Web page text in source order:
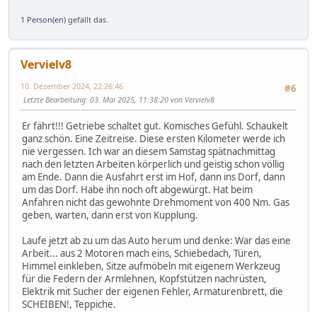
1 Person(en) gefällt das.
Vervielv8
#6
10. Dezember 2024, 22:26:46
Letzte Bearbeitung: 03. Mai 2025, 11:38:20 von Vervielv8
Er fährt!!! Getriebe schaltet gut. Komisches Gefühl. Schaukelt
ganz schön. Eine Zeitreise. Diese ersten Kilometer werde ich
nie vergessen. Ich war an diesem Samstag spätnachmittag
nach den letzten Arbeiten körperlich und geistig schon völlig
am Ende. Dann die Ausfahrt erst im Hof, dann ins Dorf, dann
um das Dorf. Habe ihn noch oft abgewürgt. Hat beim
Anfahren nicht das gewohnte Drehmoment von 400 Nm. Gas
geben, warten, dann erst von Kupplung.
Laufe jetzt ab zu um das Auto herum und denke: War das eine
Arbeit... aus 2 Motoren mach eins, Schiebedach, Türen,
Himmel einkleben, Sitze aufmöbeln mit eigenem Werkzeug
für die Federn der Armlehnen, Kopfstützen nachrüsten,
Elektrik mit Sucher der eigenen Fehler, Armaturenbrett, die
SCHEIBEN!, Teppiche.